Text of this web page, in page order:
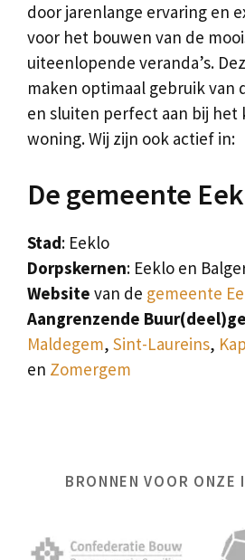
door jarenlange ervaring en
voor het bouwen van de
uiteenlopende veranda’s.
maken optimaal gebruik van
en sluiten perfect aan bij het
woning. Wij zijn ook actief in:
De gemeente
Stad: Eeklo
Dorpskernen: Eeklo en
Website van de gemeente
Aangrenzende
Maldegem, Sint-Laureins,
en Zomergem
BRONNEN VOOR ONZE